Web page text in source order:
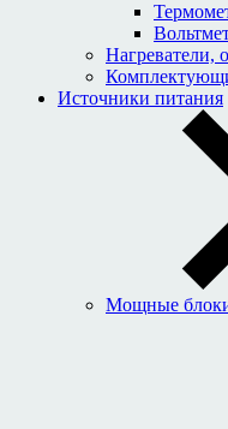
Нагреватели,
Источники питания
Мощные